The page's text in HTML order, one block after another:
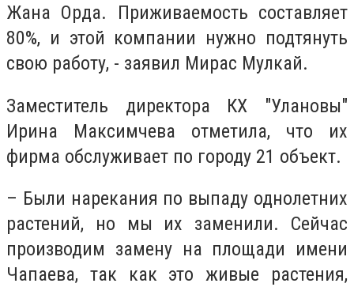
Жана Орда. Приживаемость составляет
80%, и этой компании нужно подтянуть
свою работу, - заявил Мирас Мулкай.
Заместитель директора КХ "Улановы"
Ирина Максимчева отметила, что их
фирма обслуживает по городу 21 объект.
– Были нарекания по выпаду однолетних
растений, но мы их заменили. Сейчас
производим замену на площади имени
Чапаева, так как это живые растения,